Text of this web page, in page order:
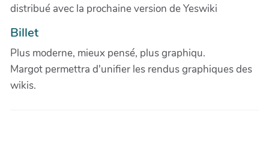
distribué avec la prochaine version de Yeswiki
Billet
Plus moderne, mieux pensé, plus graphiqu.
Margot permettra d'unifier les rendus graphiques des
wikis.